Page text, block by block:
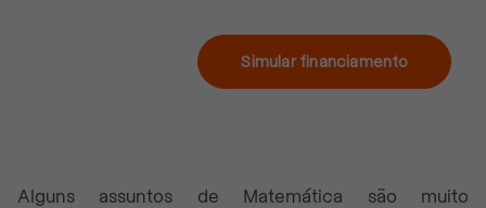
Simular financiamento
Alguns assuntos de Matemática são muito